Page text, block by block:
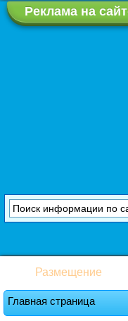
Реклама на
Размещение
Главная страница